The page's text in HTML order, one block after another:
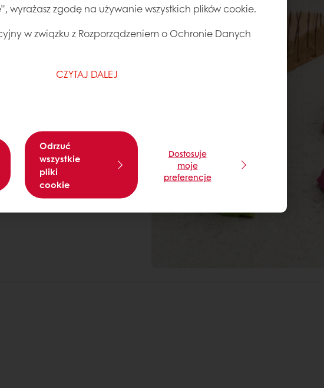
wyrażasz zgodę na używanie wszystkich plików cookie.
w związku z Rozporządzeniem o Ochronie Danych
CZYTAJ DALEJ
Odrzuć
wszystkie
pliki
cookie
Dostosuje
moje
preferencje